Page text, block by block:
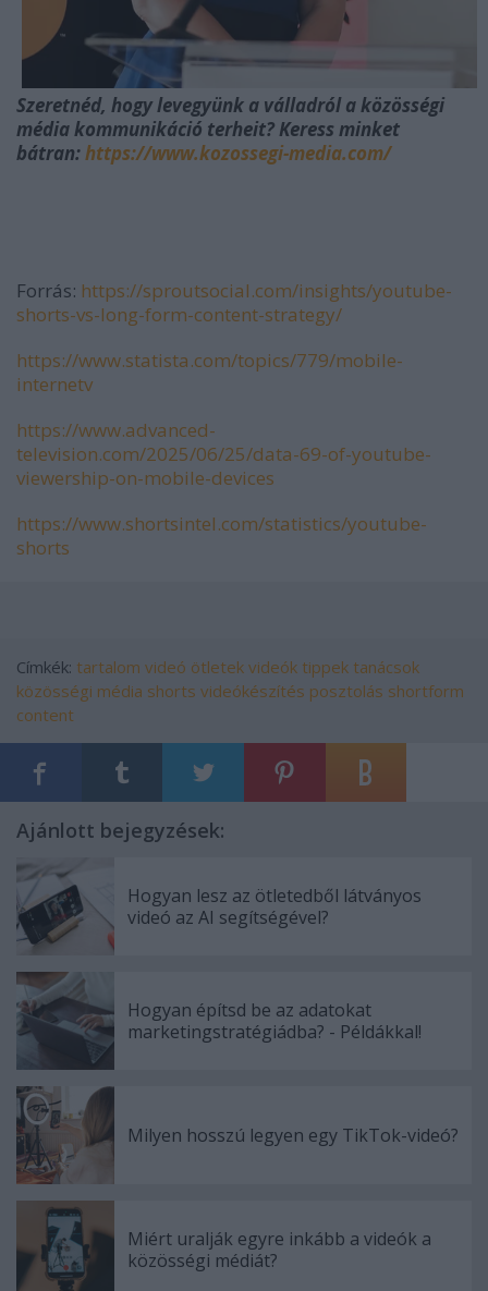
Szeretnéd, hogy levegyünk a válladról a közösségi
média kommunikáció terheit? Keress minket
bátran:https://www.kozossegi-media.com/
Forrás: https://sproutsocial.com/insights/youtube-
shorts-vs-long-form-content-strategy/
https://www.statista.com/topics/779/mobile-
internetv
https://www.advanced-
television.com/2025/06/25/data-69-of-youtube-
viewership-on-mobile-devices
https://www.shortsintel.com/statistics/youtube-
shorts
Címkék: tartalom videó ötletek videók tippek tanácsok
közösségi média shorts videókészítés posztolás shortform
content
Ajánlott bejegyzések:
Hogyan lesz az ötletedből látványos
videó az AI segítségével?
Hogyan építsd be az adatokat
marketingstratégiádba? - Példákkal!
Milyen hosszú legyen egy TikTok-videó?
Miért uralják egyre inkább a videók a
közösségi médiát?